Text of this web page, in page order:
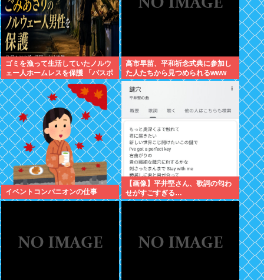
ゴミを漁って生活していたノルウ
ェー人ホームレスを保護 「パスポ
ートを盗まれ帰国できず、3年以
上も経ってしまった」
高市早苗、平和祈念式典に参加し
た人たちから見つめられるwww
イベントコンパニオンの仕事
【画像】平井堅さん、歌詞の匂わ
せがすごすぎる…